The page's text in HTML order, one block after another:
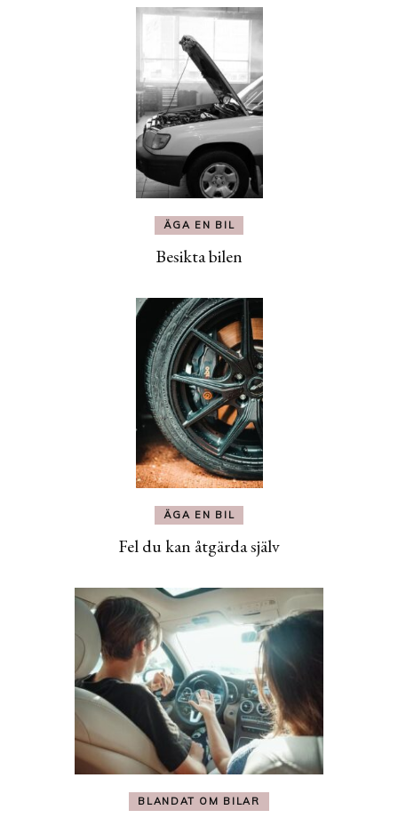
ÄGA EN BIL
Besikta bilen
ÄGA EN BIL
Fel du kan åtgärda själv
BLANDAT OM BILAR